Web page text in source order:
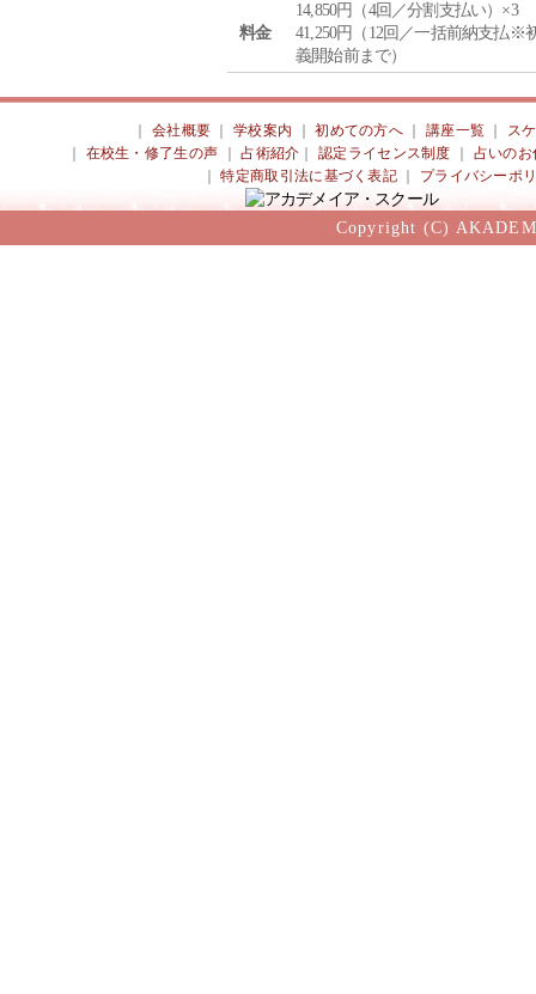
料金
14,850円（4回／分割支払い）×3
41,250円（12回／一括前納支払※
義開始前まで）
会社概要 ｜学校案内 ｜初めての方へ 講座一覧
ス
在校生・修了生の声 ｜占術紹介 ｜認定ライセンス制度
占いのお
｜特定商取引法に基づく表記 プライバシーポ
Copyright (C)